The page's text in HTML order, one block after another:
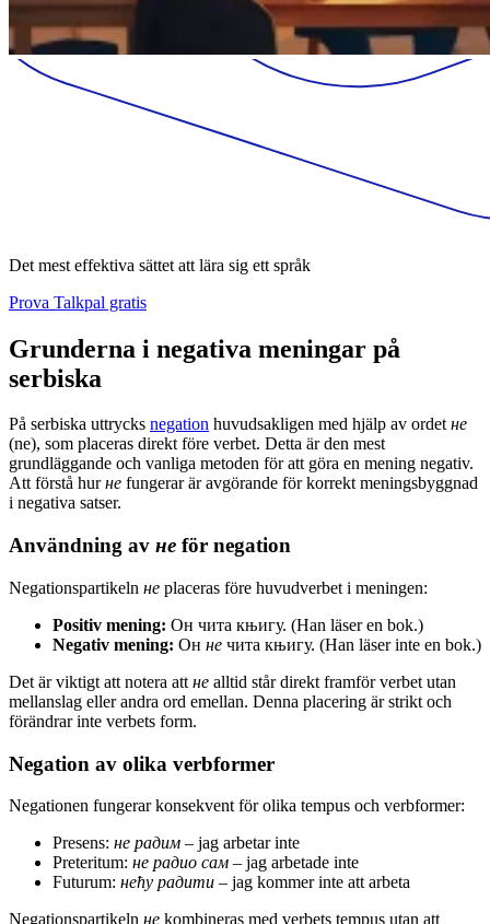
Det mest effektiva sättet att lära sig ett språk
Prova Talkpal gratis
Grunderna i negativa meningar på
serbiska
På serbiska uttrycks negation huvudsakligen med hjälp av ordetне
(ne), som placeras direkt före verbet. Detta är den mest
grundläggande och vanliga metoden för att göra en mening negativ.
Att förstå hurне fungerar är avgörande för korrekt meningsbyggnad
i negativa satser.
Användning av не för negation
Negationspartikeln не placeras före huvudverbet i meningen:
Positiv mening: Он чита књигу. (Han läser en bok.)
Negativ mening: Он не чита књигу. (Han läser inte en bok.)
Det är viktigt att notera att не alltid står direkt framför verbet utan
mellanslag eller andra ord emellan. Denna placering är strikt och
förändrar inte verbets form.
Negation av olika verbformer
Negationen fungerar konsekvent för olika tempus och verbformer:
Presens: не радим – jag arbetar inte
Preteritum: не радио сам – jag arbetade inte
Futurum: нећу радити – jag kommer inte att arbeta
Negationspartikeln не kombineras med verbets tempus utan att